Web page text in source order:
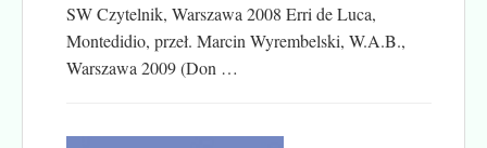
SW Czytelnik, Warszawa 2008 Erri de Luca,
Montedidio, przeł. Marcin Wyrembelski, W.A.B.,
Warszawa 2009 (Don …